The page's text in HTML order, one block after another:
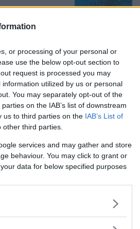
or processing of your personal or
use the below opt-out section to
request is processed you may
utilized by us or personal
You may separately opt-out of the
on the IAB’s list of downstream
us to third parties on the IAB’s List of
third parties.
services and may gather and store
behaviour. You may click to grant or
data for below specified purposes